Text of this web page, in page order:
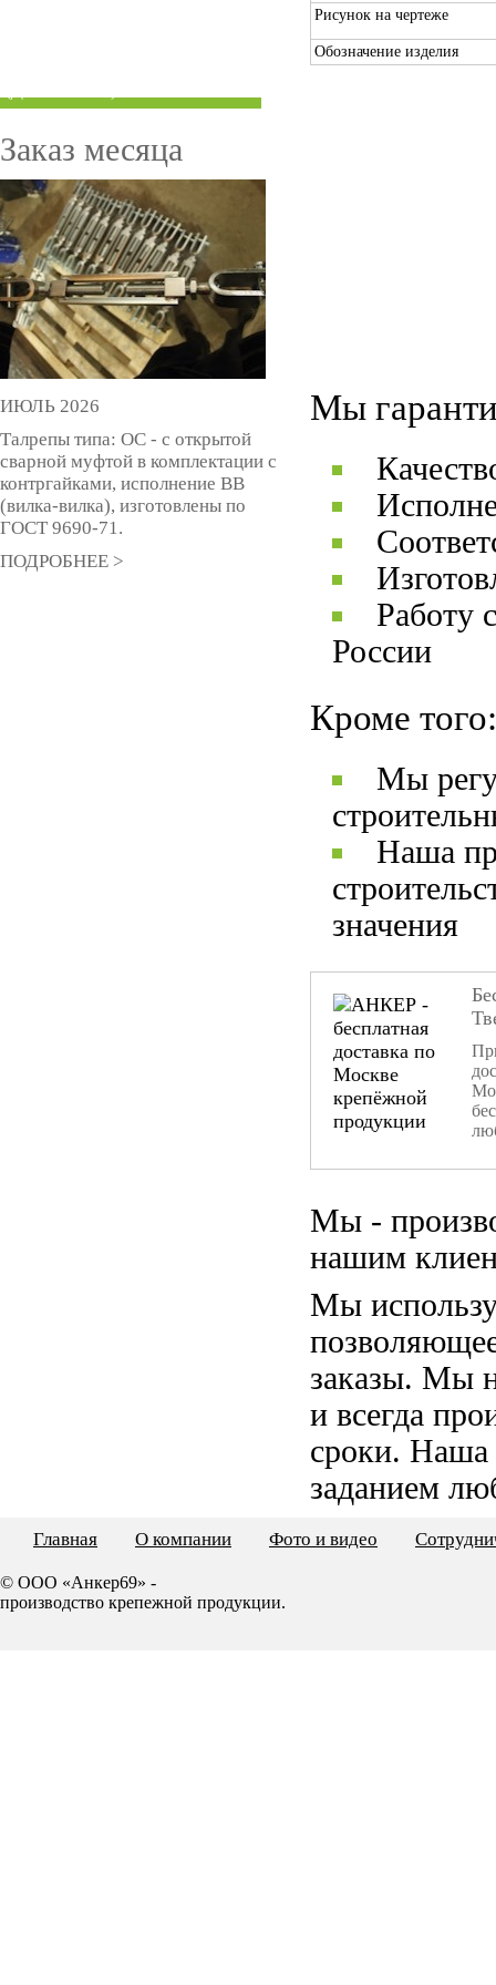
Рисунок на чертеже
Обозначение изделия
Мы
Работу
России
Кроме того:
Мы
Наша
значения
Мы -
нашим
Мы
заказы. Мы
и всегда
сроки. Наша
заданием
Заказ месяца
ИЮЛЬ 2026
Талрепы типа: ОС - с открытой
сварной муфтой в комплектации с
контргайками, исполнение ВВ
(вилка-вилка), изготовлены по
ГОСТ 9690-71.
ПОДРОБНЕЕ >
Главная О компании Фото и видео
© ООО «Анкер69» -
производство крепежной продукции.